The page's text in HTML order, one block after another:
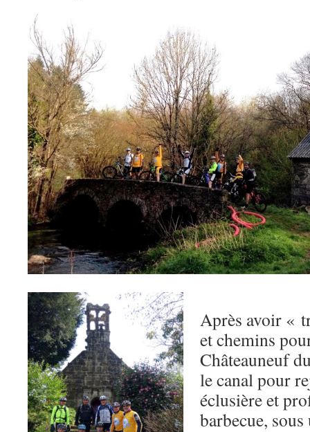
Après avoir «
et chemins
Châteauneuf
le canal pour
éclusière et
barbecue,